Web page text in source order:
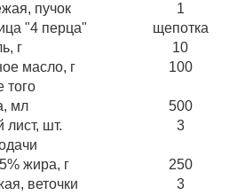
пучок
1
"4 перца"
щепотка
г
10
масло, г
100
того
мл
500
шт.
3
жира, г
250
веточки
3